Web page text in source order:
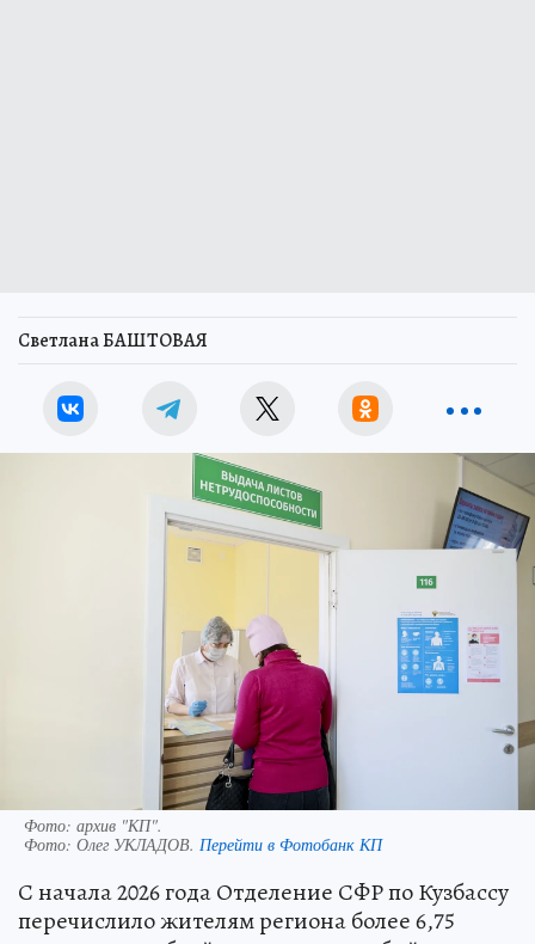
Светлана БАШТОВАЯ
Фото: архив "КП".
Фото: Олег УКЛАДОВ. Перейти в Фотобанк КП
С начала 2026 года Отделение СФР по Кузбассу
перечислило жителям региона более 6,75